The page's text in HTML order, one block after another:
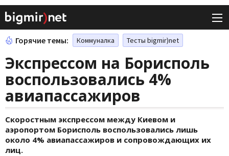
Горячие темы: Коммуналка Тесты bigmir)net
Экспрессом на Борисполь
воспользовались 4%
авиапассажиров
Скоростным экспрессом между Киевом и
аэропортом Борисполь воспользовались лишь
около 4% авиапассажиров и сопровождающих их
лиц.